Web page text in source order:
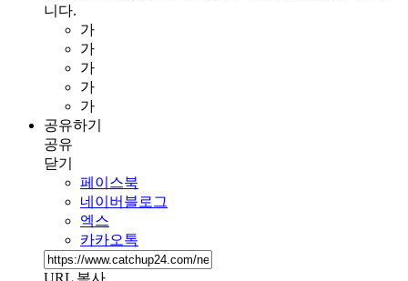
니다.
가
가
가
가
가
공유하기
공유
닫기
페이스북
네이버블로그
엑스
카카오톡
URL 복사